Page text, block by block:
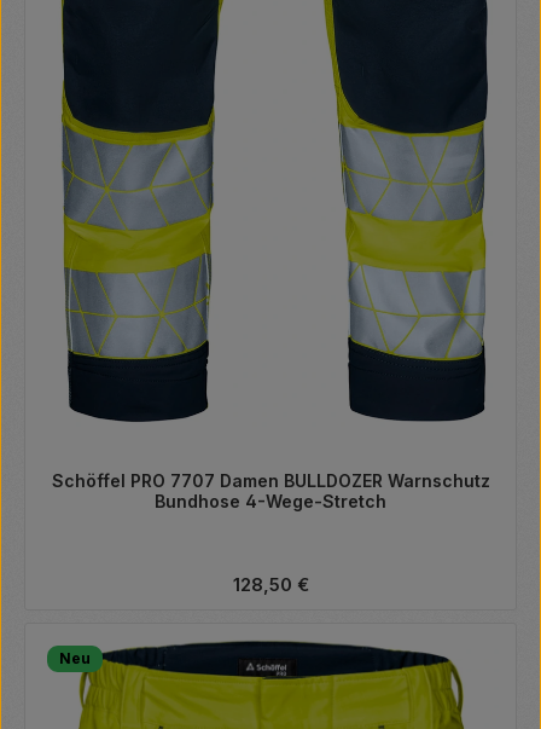
Schöffel PRO 7707 Damen BULLDOZER Warnschutz
Bundhose 4-Wege-Stretch
Regulärer Preis:
128,50 €
Neu